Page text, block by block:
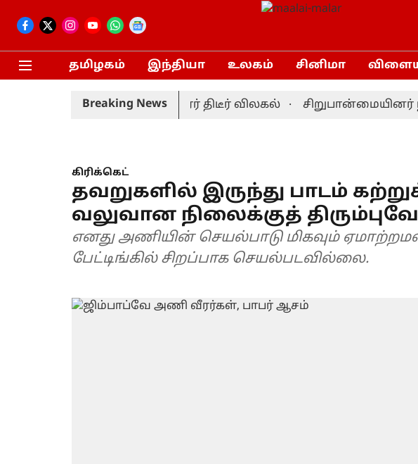
தமிழகம் இந்தியா உலகம் சினிமா
Breaking News
தொடர்: முன்னணி வீரர் திடீர் விலகல் சிறுபான்மையினர்
கிரிக்கெட்
தவறுகளில் இருந்து பாடம்
வலுவான நிலைக்குத்
எனது அணியின் செயல்பாடு மிகவும்
பேட்டிங்கில் சிறப்பாக செயல்படவில்லை.